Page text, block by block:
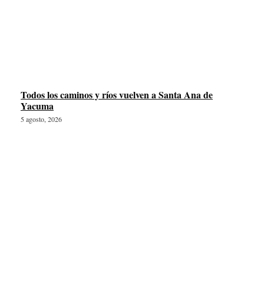
Todos los caminos y ríos vuelven a Santa Ana de
Yacuma
5 agosto, 2026